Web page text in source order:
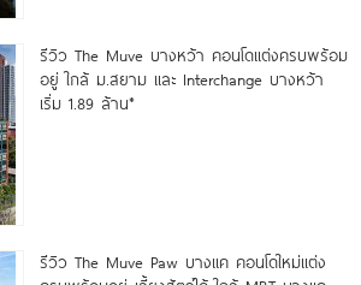
รีวิว The Muve บางหว้า คอนโดแต่งครบพร้อม
อยู่ ใกล้ ม.สยาม และ Interchange บางหว้า
เริ่ม 1.89 ล้าน*
รีวิว The Muve Paw บางแค คอนโดใหม่แต่ง